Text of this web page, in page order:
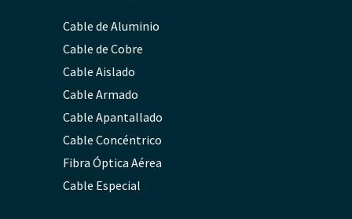
Cable de Aluminio
Cable de Cobre
Cable Aislado
Cable Armado
Cable Apantallado
Cable Concéntrico
Fibra Óptica Aérea
Cable Especial